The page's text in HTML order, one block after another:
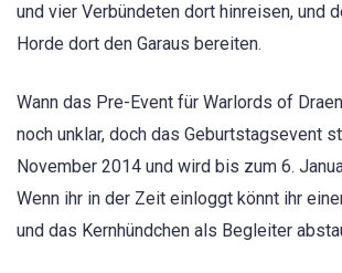
und vier Verbündeten dort hinreisen, und
Horde dort den Garaus bereiten.
Wann das Pre-Event für Warlords of
noch unklar, doch das Geburtstagsevent
November 2014 und wird bis zum 6.
Wenn ihr in der Zeit einloggt könnt ihr
und das Kernhündchen als Begleiter